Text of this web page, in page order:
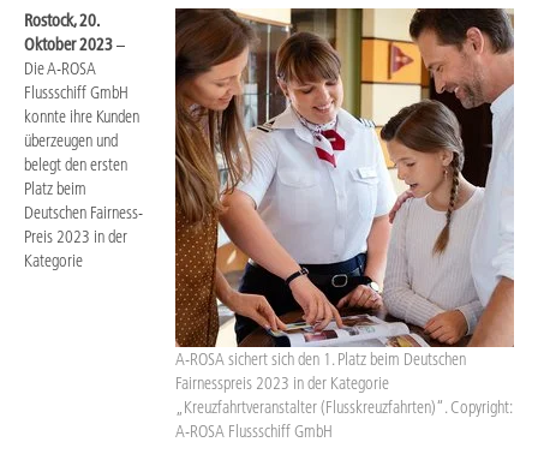
A-ROSA sichert sich den 1. Platz beim Deutschen
Fairnesspreis 2023 in der Kategorie
„Kreuzfahrtveranstalter (Flusskreuzfahrten)“. Copyright:
A-ROSA Flussschiff GmbH
Rostock, 20.
Oktober 2023–
Die A-ROSA
Flussschiff GmbH
konnte ihre Kunden
überzeugen und
belegt den ersten
Platz beim
Deutschen Fairness-
Preis 2023 in der
Kategorie